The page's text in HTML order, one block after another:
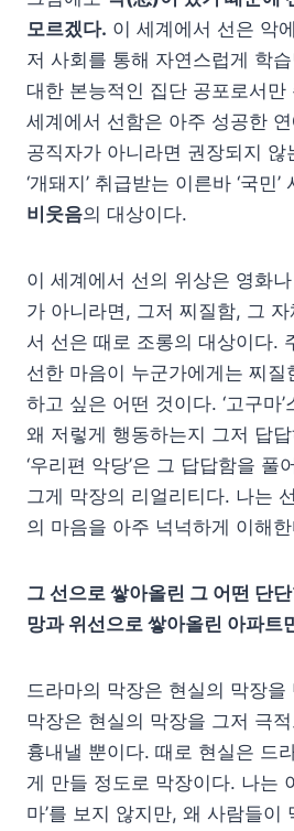
모르겠다. 이 세계에서 선은 악
저 사회를 통해 자연스럽게 학
대한 본능적인 집단 공포로서만
세계에서 선함은 아주 성공한
공직자가 아니라면 권장되지 않
‘개돼지’ 취급받는 이른바 ‘국민
비웃음의 대상이다.
이 세계에서 선의 위상은 영화
가 아니라면, 그저 찌질함, 그
서 선은 때로 조롱의 대상이다.
선한 마음이 누군가에게는 찌
하고 싶은 어떤 것이다. ‘고구마
왜 저렇게 행동하는지 그저 답
‘우리편 악당’은 그 답답함을 풀
그게 막장의 리얼리티다. 나는
의 마음을 아주 넉넉하게 이해
그 선으로 쌓아올린 그 어떤 단
망과 위선으로 쌓아올린 아파트
드라마의 막장은 현실의 막장을
막장은 현실의 막장을 그저 극
흉내낼 뿐이다. 때로 현실은 드
게 만들 정도로 막장이다. 나는
마’를 보지 않지만, 왜 사람들이